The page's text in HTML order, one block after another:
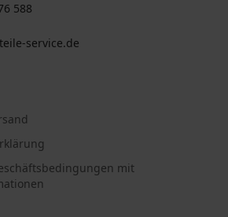
588
service.de
mit